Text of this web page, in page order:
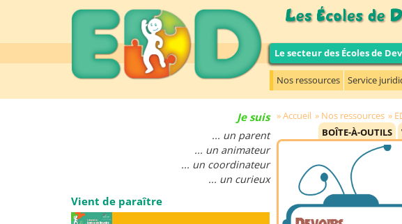
Le secteur des Écoles de
Nos ressources Service
Je suis
... un parent
... un animateur
... un coordinateur
... un curieux
Vient de paraître
Accueil Nos ressources
BOÎTE-À-OUTILS